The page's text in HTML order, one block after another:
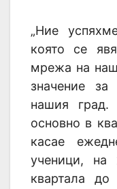
„Ние
която се
мрежа на
значение
нашия град.
основно в
касае
ученици, на
квартала